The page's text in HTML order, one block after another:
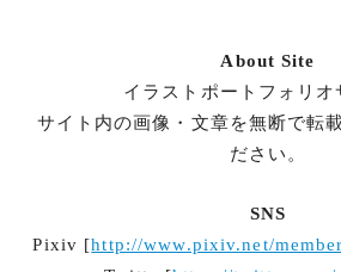
About Site
イラストポートフォリオ
サイト内の画像・文章を無断で転
ださい。
SNS
Pixiv [http://www.pixiv.net/